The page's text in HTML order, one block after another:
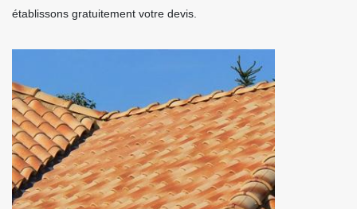
établissons gratuitement votre devis.